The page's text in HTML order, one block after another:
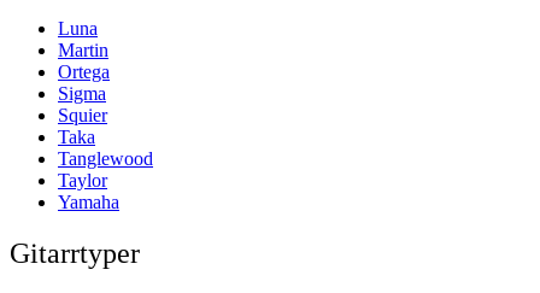
Luna
Martin
Ortega
Sigma
Squier
Taka
Tanglewood
Taylor
Yamaha
Gitarrtyper